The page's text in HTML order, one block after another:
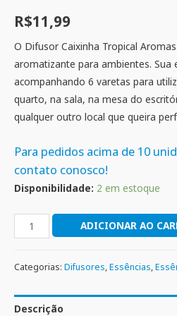
R$11,99
O Difusor Caixinha Tropical
aromatizante para ambientes. Sua
acompanhando 6 varetas para
quarto, na sala, na mesa do
qualquer outro local que queira
Para pedidos acima de 10
contato conosco!
Disponibilidade: 2 em estoque
ADICIONAR AO
Categorias: Difusores,Essências,
Descrição